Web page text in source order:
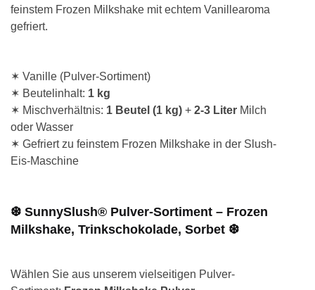
feinstem Frozen Milkshake mit echtem Vanillearoma
gefriert.
✶ Vanille (Pulver-Sortiment)
✶ Beutelinhalt: 1 kg
✶ Mischverhältnis: 1 Beutel (1 kg) + 2-3 Liter Milch
oder Wasser
✶ Gefriert zu feinstem Frozen Milkshake in der Slush-
Eis-Maschine
❆ SunnySlush® Pulver-Sortiment – Frozen
Milkshake, Trinkschokolade, Sorbet ❆
Wählen Sie aus unserem vielseitigen Pulver-